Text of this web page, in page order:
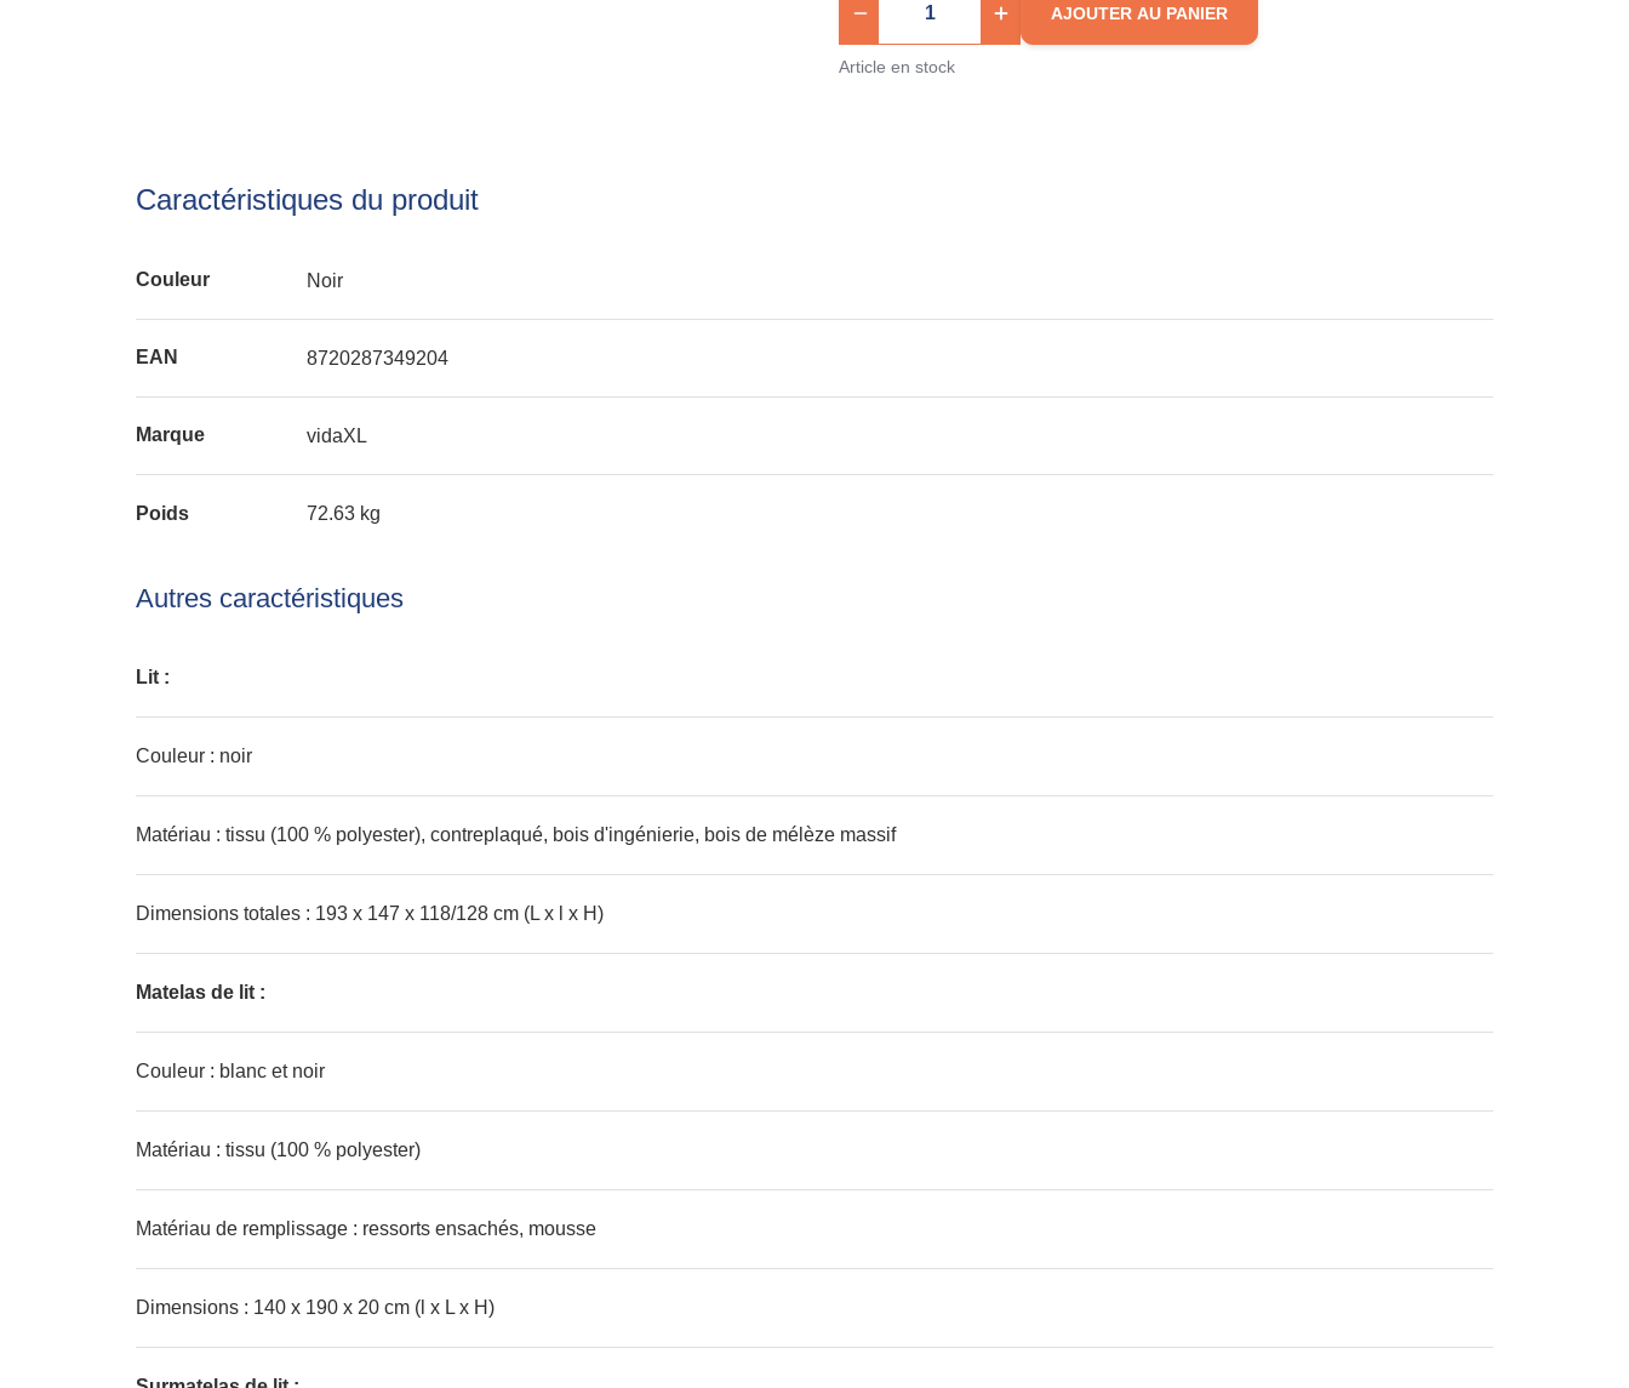
AJOUTER AU PANIER
Article en stock
Caractéristiques du produit
Couleur Noir
EAN 8720287349204
Marque vidaXL
Poids 72.63 kg
Autres caractéristiques
Lit :
Couleur : noir
Matériau : tissu (100 % polyester), contreplaqué, bois d'ingénierie, bois de mélèze massif
Dimensions totales : 193 x 147 x 118/128 cm (L x l x H)
Matelas de lit :
Couleur : blanc et noir
Matériau : tissu (100 % polyester)
Matériau de remplissage : ressorts ensachés, mousse
Dimensions : 140 x 190 x 20 cm (l x L x H)